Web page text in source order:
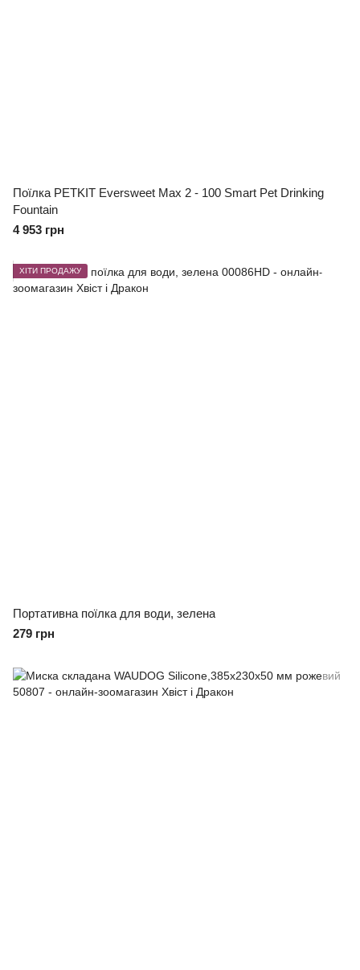
Поїлка PETKIT Eversweet Max 2 - 100 Smart Pet Drinking
Fountain
4 953 грн
ХІТИ ПРОДАЖУ
Портативна поїлка для води, зелена
279 грн